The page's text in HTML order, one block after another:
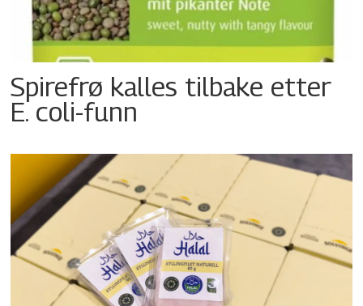
Spirefrø kalles tilbake etter
E. coli-funn